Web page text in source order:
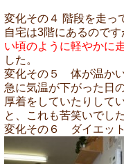
変化その４ 階段を走っ
自宅は3階にあるので
い頃のように軽やかに
した。
変化その５ 体が温か
急に気温が下がった日
厚着をしていたりして
と、これも苦笑いでし
変化その６ ダイエッ